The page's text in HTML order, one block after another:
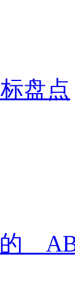
盘点